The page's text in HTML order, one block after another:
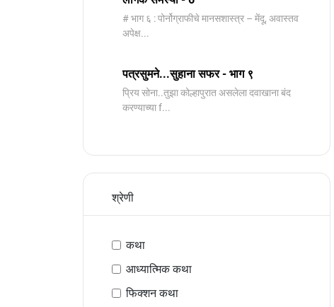
# भाग ६ : पोर्नोग्राफीचे मानसशास्त्र – मेंदू, अवास्तव
अपेक्ष...
पत्रसुमने...सुहाना सफर - भाग ९
प्रिय सोना..तुझा कोल्हापुरात असलेला दवाखाना बंद
करण्याच्या f...
श्रेणी
कथा
आध्यात्मिक कथा
फिक्शन कथा